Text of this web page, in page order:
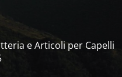
e Articoli per Capelli